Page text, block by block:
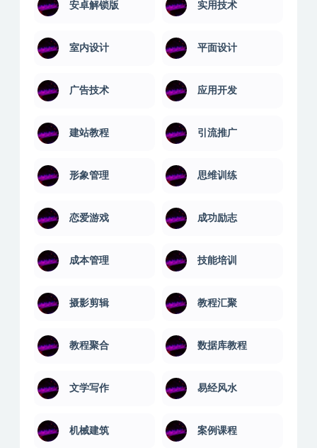
安卓解锁版 实用技术
室内设计 平面设计
广告技术 应用开发
建站教程 引流推广
形象管理 思维训练
恋爱游戏 成功励志
成本管理 技能培训
摄影剪辑 教程汇聚
教程聚合 数据库教程
文学写作 易经风水
机械建筑 案例课程